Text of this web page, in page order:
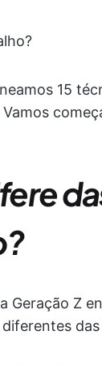
15
Geração Z